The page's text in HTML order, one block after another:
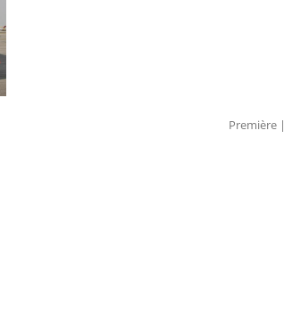
visite-
Première |